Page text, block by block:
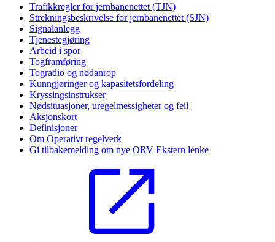
Trafikkregler for jernbanenettet (TJN)
Strekningsbeskrivelse for jernbanenettet (SJN)
Signalanlegg
Tjenestegjøring
Arbeid i spor
Togframføring
Togradio og nødanrop
Kunngjøringer og kapasitetsfordeling
Kryssingsinstrukser
Nødsituasjoner, uregelmessigheter og feil
Aksjonskort
Definisjoner
Om Operativt regelverk
Gi tilbakemelding om nye ORV Ekstern lenke